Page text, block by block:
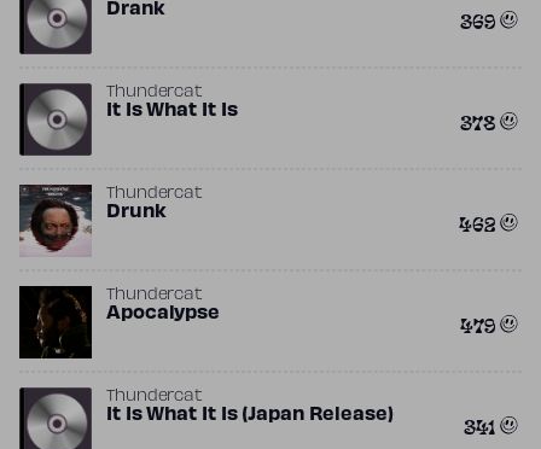
Drank 369
Thundercat
It Is What It Is 378
Thundercat
Drunk 462
Thundercat
Apocalypse 479
Thundercat
It Is What It Is (Japan Release) 341